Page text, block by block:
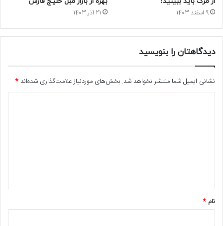
9 اسفند 1403 21 آذر 1403
دیدگاهتان را بنویسید
نشانی ایمیل شما منتشر نخواهد شد. بخش‌های موردنیاز علامت‌گذاری شده‌اند*
*
نام *